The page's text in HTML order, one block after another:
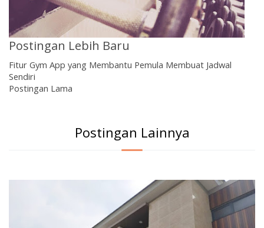
Postingan Lebih Baru
Fitur Gym App yang Membantu Pemula Membuat Jadwal
Sendiri
Postingan Lama
Postingan Lainnya